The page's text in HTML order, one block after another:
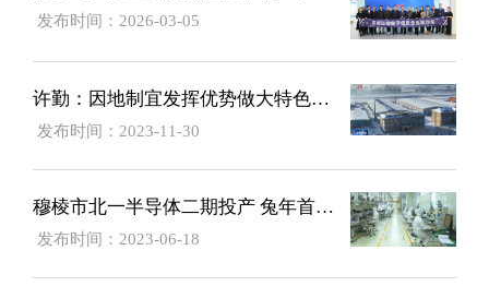
发布时间：2026-03-05
许勤：因地制宜发挥优势做大特色产业+招商引资大上项目做强县域经济
发布时间：2023-11-30
穆棱市北一半导体二期投产 兔年首个海外订单达3.8亿元
发布时间：2023-06-18